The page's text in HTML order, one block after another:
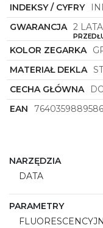
INDEKSY / CYFRY
GWARANCJA 2 LATA
KOLOR ZEGARKA
MATERIAŁ DEKLA
CECHA GŁÓWNA
EAN
7640359889586
NARZĘDZIA
DATA
PARAMETRY